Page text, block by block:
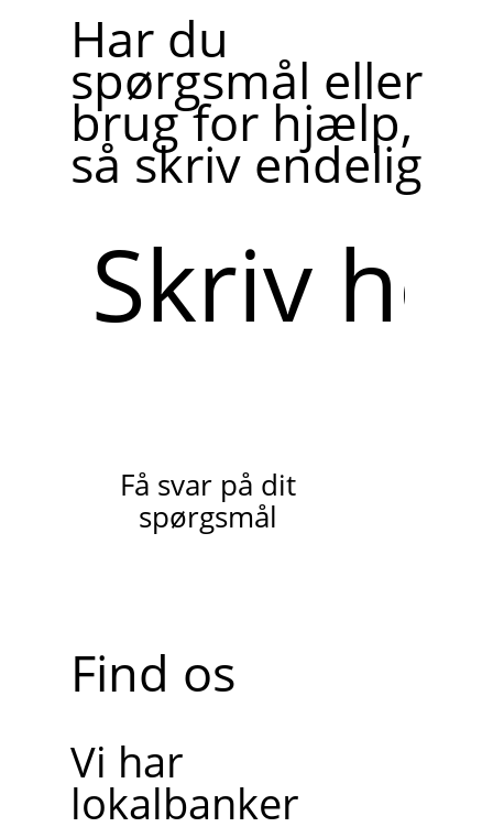
Har du
spørgsmål eller
brug for hjælp,
så skriv endelig
her
Få svar på dit
spørgsmål
Find os
Vi har
lokalbanker